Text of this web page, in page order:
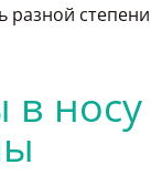
разной
носу